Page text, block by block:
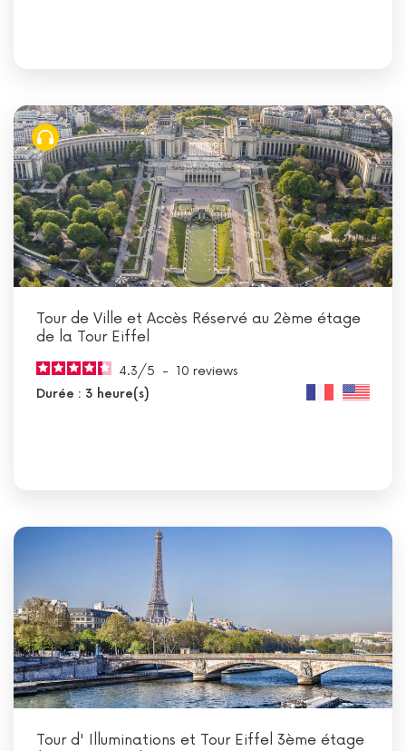
Tour de Ville et Accès Réservé au 2ème étage
de la Tour Eiffel
4.3/5 - 10 reviews
Durée : 3 heure(s)
Tour d' Illuminations et Tour Eiffel 3ème étage